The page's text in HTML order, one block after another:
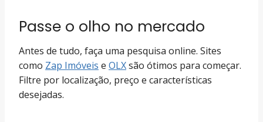
Passe o olho no mercado
Antes de tudo, faça uma pesquisa online. Sites
como Zap Imóveis e OLXsão ótimos para começar.
Filtre por localização, preço e características
desejadas.